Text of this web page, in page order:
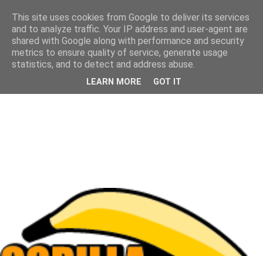
This site uses cookies from Google to deliver its services
and to analyze traffic. Your IP address and user-agent are
shared with Google along with performance and security
metrics to ensure quality of service, generate usage
statistics, and to detect and address abuse.
LEARN MORE GOT IT